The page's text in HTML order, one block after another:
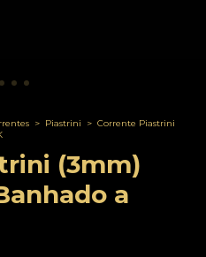
> Piastrini > Corrente Piastrini
(3mm)
a